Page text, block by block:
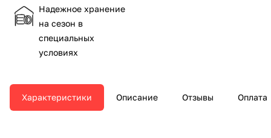
Надежное хранение
на сезон в
специальных
условиях
Характеристики Описание Отзывы Оплата